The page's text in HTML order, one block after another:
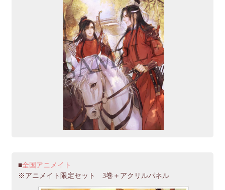
全国アニメイト
※アニメイト限定セット 3巻＋アクリルパネル